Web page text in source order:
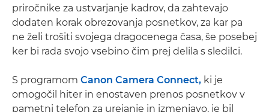
priročnike za ustvarjanje kadrov, da zahtevajo
dodaten korak obrezovanja posnetkov, za kar pa
ne želi trošiti svojega dragocenega časa, še posebej
ker bi rada svojo vsebino čim prej delila s sledilci.
S programom Canon Camera Connect, ki je
omogočil hiter in enostaven prenos posnetkov v
pametni telefon za urejanje in izmenjavo, je bil